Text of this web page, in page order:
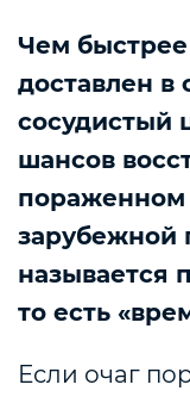
Чем быстрее
доставлен в
сосудистый
шансов
пораженном
зарубежной
называется
то есть
Если очаг